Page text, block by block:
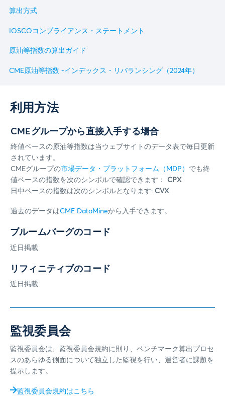
算出方式
IOSCOコンプライアンス・ステートメント
原油等指数の算出ガイド
CME原油等指数 ‐インデックス・リバランシング（2024年）
利用方法
CMEグループから直接入手する場合
終値ベースの原油等指数は当ウェブサイトのデータ表で毎日更新
されています。
CMEグループの市場データ・プラットフォーム（MDP） でも終
値ベースの指数を次のシンボルで確認できます： CPX
日中ベースの指数は次のシンボルとなります: CVX
過去のデータはCME DataMineから入手できます。
ブルームバーグのコード
近日掲載
リフィニティブのコード
近日掲載
監視委員会
監視委員会は、監視委員会規約に則り、ベンチマーク算出プロセ
スのあらゆる側面について独立した監視を行い、運営者に課題を
提示します。
監視委員会規約はこちら